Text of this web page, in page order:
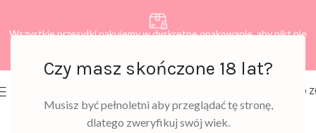
Czy masz skończone 18 lat?
Musisz być pełnoletni aby przeglądać tę stronę,
dlatego zweryfikuj swój wiek.
Wszystkie przesyłki pakujemy w dyskretne opakowanie, aby nikt nie
0,00